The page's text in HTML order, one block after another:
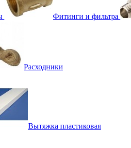
Фитинги и фильтра
Расходники
Вытяжка пластиковая